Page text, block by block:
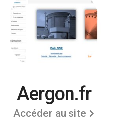
Aergon.fr
Accéder au site